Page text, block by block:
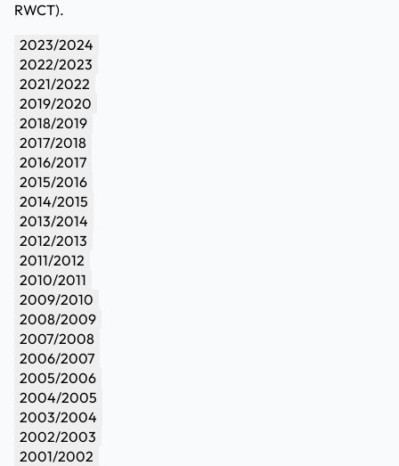
RWCT).
2023/2024
2022/2023
2021/2022
2019/2020
2018/2019
2017/2018
2016/2017
2015/2016
2014/2015
2013/2014
2012/2013
2011/2012
2010/2011
2009/2010
2008/2009
2007/2008
2006/2007
2005/2006
2004/2005
2003/2004
2002/2003
2001/2002